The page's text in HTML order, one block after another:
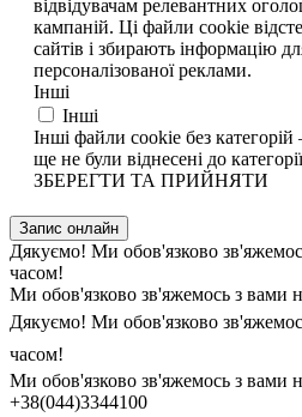
відвідувачам релевантних
кампаній. Ці файли cookie
сайтів і збирають інформацію
персоналізованої реклами.
Інші
Інші
Інші файли cookie без категорій
ще не були віднесені до
ЗБЕРЕГТИ ТА ПРИЙНЯТИ
Запис онлайн
Дякуємо! Ми обов'язково
часом!
Ми обов'язково зв'яжемось з вами
Дякуємо! Ми обов'язково
часом!
Ми обов'язково зв'яжемось з вами
+38(044)3344100